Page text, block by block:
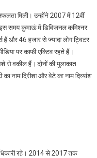
मिली। उन्होंने 2007 में 12वीं
समय कुमाऊं में डिविजनल कमिश्नर
और 46 हजार से ज्यादा लोग ट्विटर
पर काफी एक्टिव रहते हैं।
से वकील हैं। दोनों की मुलाकात
नाम दिरीशा और बेटे का नाम दिव्यांश
रहे। 2014 से 2017 तक